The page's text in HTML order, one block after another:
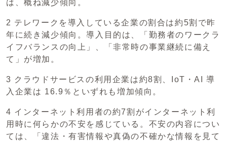
は、概ね減少傾向。
2 テレワークを導入している企業の割合は約5割で昨
年に続き減少傾向。導入目的は、「勤務者のワークラ
イフバランスの向上」、「非常時の事業継続に備え
て」が増加。
3 クラウドサービスの利用企業は約8割、IoT・AI 導
入企業は 16.9％といずれも増加傾向。
4 インターネット利用者の約7割がインターネット利
用時に何らかの不安を感じている。不安の内容につい
ては、「違法・有害情報や真偽の不確かな情報を見て